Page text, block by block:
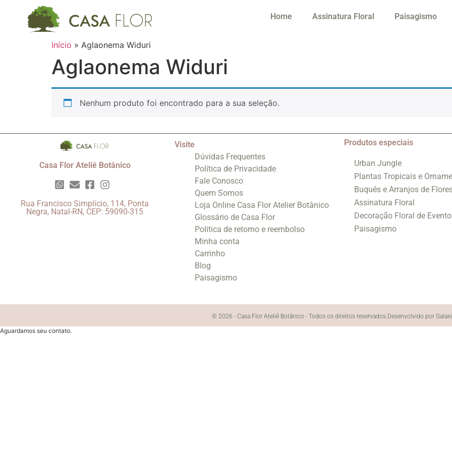
Home Assinatura Floral Paisagismo
Início » Aglaonema Widuri
Aglaonema Widuri
Nenhum produto foi encontrado para a sua seleção.
Casa Flor Ateliê Botânico
Rua Francisco Simplício, 114, Ponta
Negra, Natal-RN, CEP: 59090-315
Visite
Dúvidas Frequentes
Política de Privacidade
Fale Conosco
Quem Somos
Loja Online Casa Flor Atelier Botânico
Glossário de Casa Flor
Politica de retorno e reembolso
Minha conta
Carrinho
Blog
Paisagismo
Produtos especiais
Urban Jungle
Plantas Tropicais e
Buquês e Arranjos de
Assinatura Floral
Decoração Floral de
Paisagismo
© 2026 - Casa Flor Ateliê Botânico - Todos os direitos reservados.Desenvolvido por
Aguardamos seu contato.